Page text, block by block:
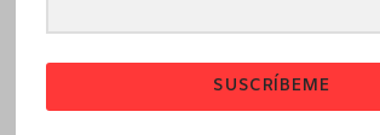
SUSCRÍBEME